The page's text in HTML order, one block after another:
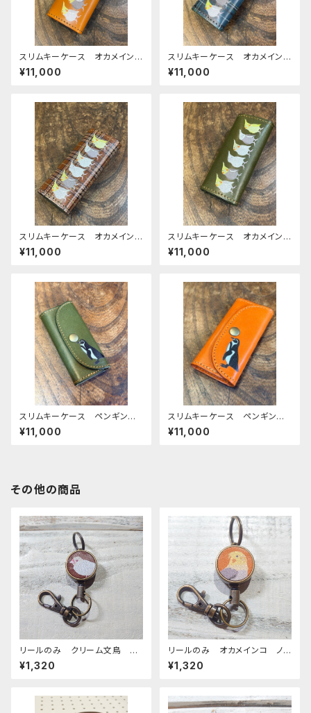
スリムキーケース オカメイン
コ キャメル ぽわん シリー
ズ おかめいんこ 栃木レザー
¥11,000
スリムキーケース オカメイン
コ ネイビー タータンチェッ
ク ぽわんシリーズ おかめい
¥11,000
スリムキーケース オカメイン
コ ブラウン タータンチェッ
ク ぽわんシリーズ おかめい
¥11,000
スリムキーケース オカメイン
コ Green グリーン ぽわん
シリーズ おかめいんこ
¥11,000
スリムキーケース ペンギン
グリーン penguin ぺんぎ
ん 栃木レザー mitto
¥11,000
スリムキーケース ペンギン
レッドブラウン penguin ぺ
んぎん 栃木レザー mitto
¥11,000
その他の商品
リールのみ クリーム文鳥 ブ
ラウン 文鳥 ぶんちょう ブン
チョウ
¥1,320
リールのみ オカメインコ ノ
ーマル キャメル おかめいん
こ
¥1,320